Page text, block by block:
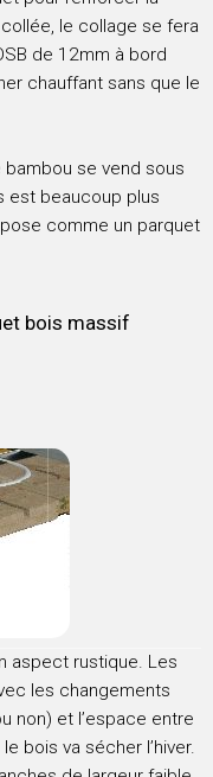
le collage se fera
de 12mm à bord
chauffant sans que le
bambou se vend sous
est beaucoup plus
comme un parquet
bois massif
aspect rustique. Les
les changements
non) et l’espace entre
bois va sécher l’hiver.